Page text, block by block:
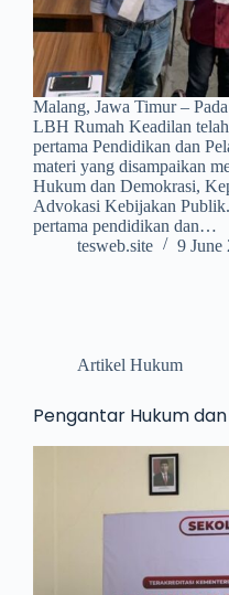
Malang, Jawa Timur –
LBH Rumah Keadilan
pertama Pendidikan dan
materi yang disampaikan
Hukum dan Demokrasi,
Advokasi Kebijakan
pertama pendidikan dan…
tesweb.site
9 June
Artikel Hukum
Pengantar Hukum